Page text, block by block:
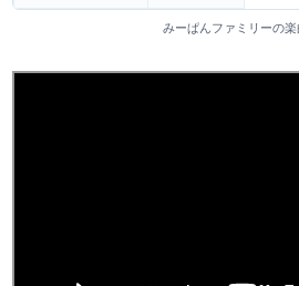
みーぱんファミリーの